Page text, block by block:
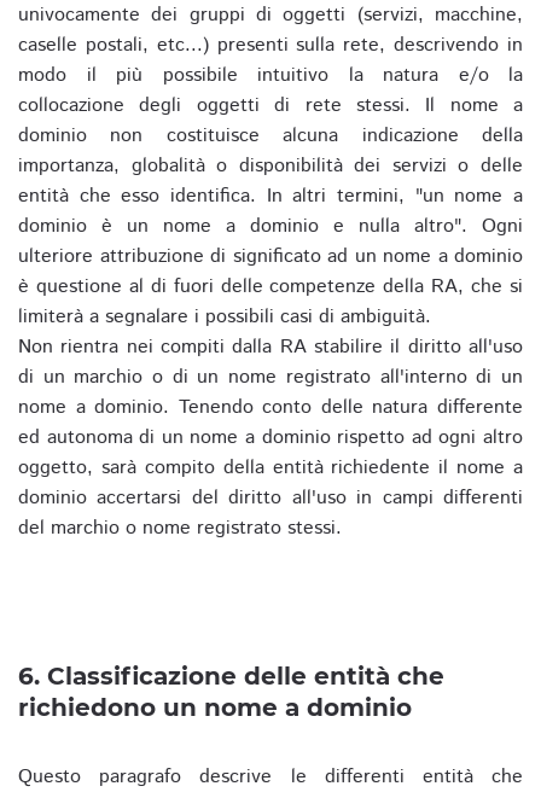
univocamente dei gruppi di oggetti (servizi, macchine,
caselle postali, etc...) presenti sulla rete, descrivendo in
modo il più possibile intuitivo la natura e/o la
collocazione degli oggetti di rete stessi. Il nome a
dominio non costituisce alcuna indicazione della
importanza, globalità o disponibilità dei servizi o delle
entità che esso identifica. In altri termini, "un nome a
dominio è un nome a dominio e nulla altro". Ogni
ulteriore attribuzione di significato ad un nome a dominio
è questione al di fuori delle competenze della RA, che si
limiterà a segnalare i possibili casi di ambiguità.
Non rientra nei compiti dalla RA stabilire il diritto all'uso
di un marchio o di un nome registrato all'interno di un
nome a dominio. Tenendo conto delle natura differente
ed autonoma di un nome a dominio rispetto ad ogni altro
oggetto, sarà compito della entità richiedente il nome a
dominio accertarsi del diritto all'uso in campi differenti
del marchio o nome registrato stessi.
6. Classificazione delle entità che
richiedono un nome a dominio
Questo paragrafo descrive le differenti entità che